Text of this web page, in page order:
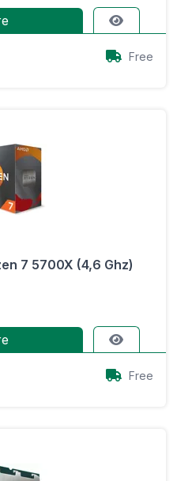
Free
7 5700X (4,6 Ghz)
Free